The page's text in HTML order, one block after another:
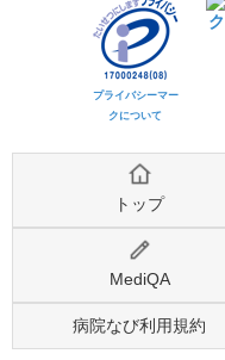
プライバシーマー
クについて
トップ
MediQA
病院なび利用規約